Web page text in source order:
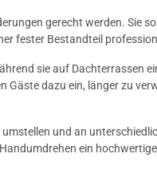
gerecht werden. Sie
fester Bestandteil
sie auf Dachterrassen
dazu ein, länger zu
und an
ein